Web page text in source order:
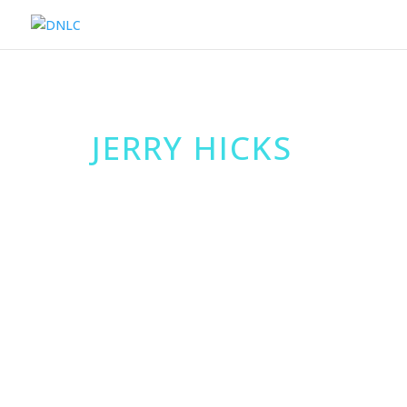
JERRY HICKS